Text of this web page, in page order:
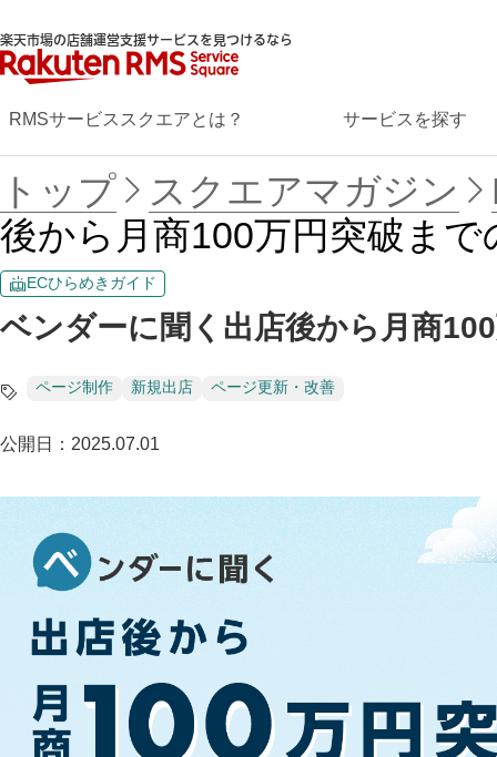
楽天市場の店舗運営支援サービスを見つけるなら
RMSサービススクエアとは？ サービスを探す
トップ スクエアマガジン
後から月商100万円突破まで
ECひらめきガイド
ベンダーに聞く出店後から月商
ページ制作 新規出店 ページ更新・改善
公開日： 2025.07.01